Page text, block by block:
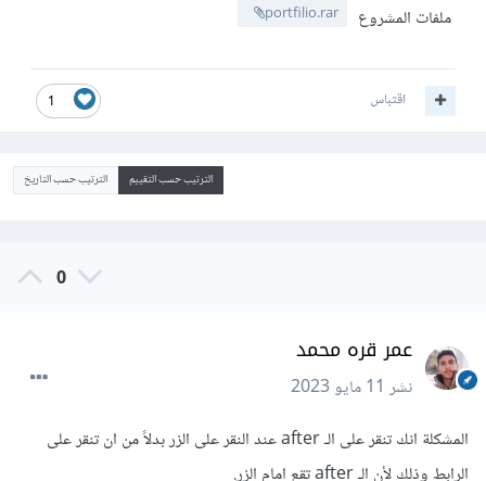
ملفات المشروع
portfilio.rar
1 اقتباس
الترتيب حسب التقييم الترتيب حسب التاريخ
0
عمر قره محمد
نشر11 مايو 2023
المشكلة انك تنقر على الـ after عند النقر على الزر بدلاً من ان تنقر على